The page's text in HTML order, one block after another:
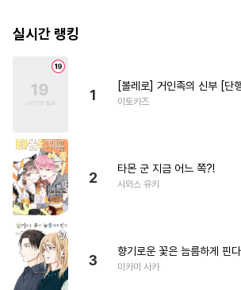
실시간 랭킹
1
[볼레로] 거인족의 신부 [단
이토카즈
2
타몬 군 지금 어느 쪽?!
시와스 유키
3
향기로운 꽃은 늠름하게 핀
미카미 사카